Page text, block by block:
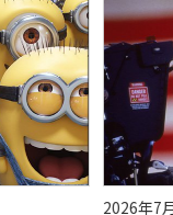
2026年7